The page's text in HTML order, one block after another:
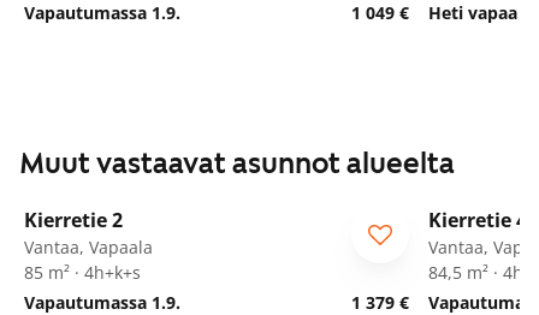
Vapautumassa 1.9.
1 049 €
Heti vapaa
Muut vastaavat asunnot alueelta
Kierretie 2
Vantaa, Vapaala
85 m² · 4h+k+s
Vapautumassa 1.9.
1 379 €
Kierretie 4
Vantaa,
84,5 m² ·